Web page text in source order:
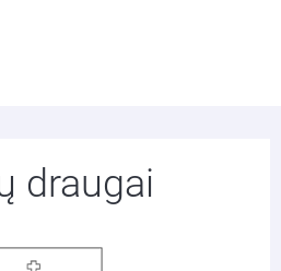
draugai